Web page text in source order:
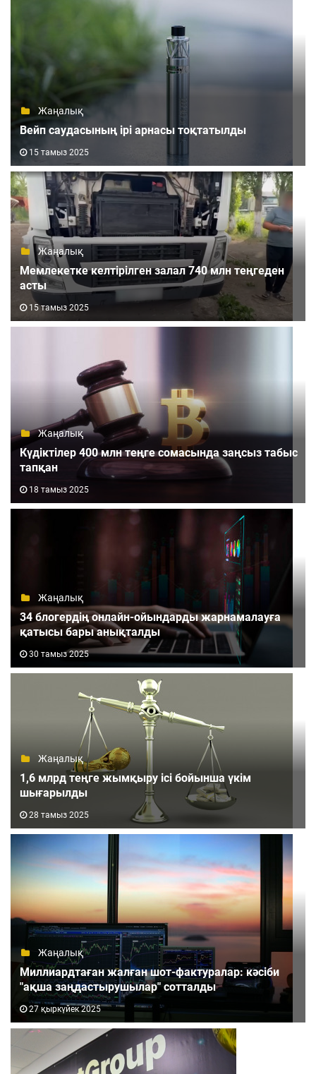
Жаңалық
Вейп саудасының ірі арнасы тоқтатылды
15 тамыз 2025
Жаңалық
Мемлекетке келтірілген залал 740 млн теңгеден
асты
15 тамыз 2025
Жаңалық
Күдіктілер 400 млн теңге сомасында заңсыз табыс
тапқан
18 тамыз 2025
Жаңалық
34 блогердің онлайн-ойындарды жарнамалауға
қатысы бары анықталды
30 тамыз 2025
Жаңалық
1,6 млрд теңге жымқыру ісі бойынша үкім
шығарылды
28 тамыз 2025
Жаңалық
Миллиардтаған жалған шот-фактуралар: кәсіби
"ақша заңдастырушылар" сотталды
27 қыркүйек 2025